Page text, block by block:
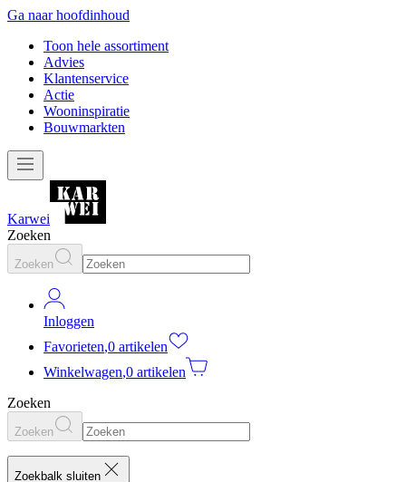
Ga naar hoofdinhoud
Toon hele assortiment
Advies
Klantenservice
Actie
Wooninspiratie
Bouwmarkten
Karwei
Zoeken
Zoeken
Inloggen
Favorieten,0 artikelen
Winkelwagen,0 artikelen
Zoeken
Zoeken
Zoekbalk sluiten